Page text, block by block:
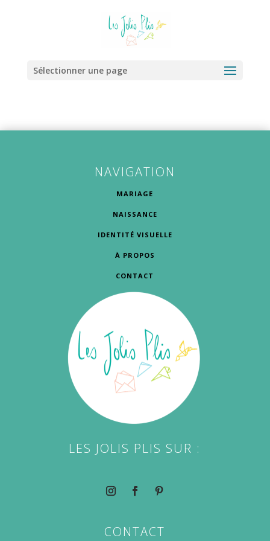
Sélectionner une page
NAVIGATION
MARIAGE
NAISSANCE
IDENTITÉ VISUELLE
À PROPOS
CONTACT
LES JOLIS PLIS SUR :
CONTACT